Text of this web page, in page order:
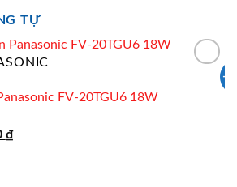
TỰ
FV-20TGU6 18W
₫Giá
-